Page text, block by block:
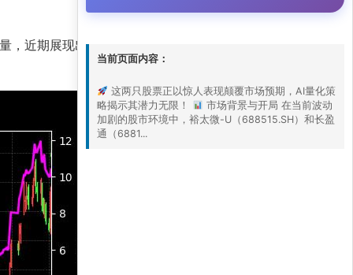
近期展现出强劲的上涨动能。市场情绪在政
当前页面内容：
这两只股票正以惊人表现颠覆市场预期，AI量化策
略揭示其潜力无限！
市场背景与开局 在当前波动
加剧的股市环境中，裕太微-U（688515.SH）和长盈
通（6881...